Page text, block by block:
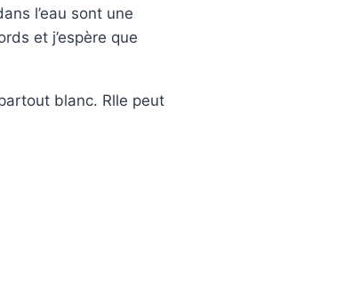
l’eau sont une
et j’espère que
blanc. Rlle peut